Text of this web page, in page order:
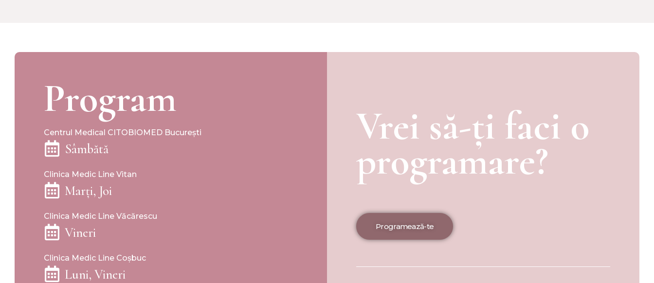
Program
Centrul Medical CITOBIOMED București
Sâmbătă
Clinica Medic Line Vitan
Marți, Joi
Clinica Medic Line Văcărescu
Vineri
Clinica Medic Line Coșbuc
Luni, Vineri
Vrei să-ți faci o
programare?
Programează-te